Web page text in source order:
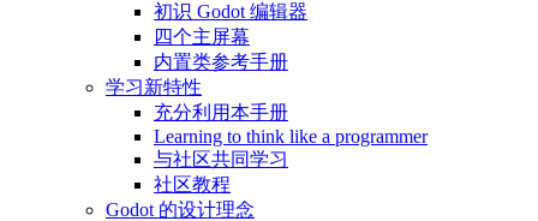
初识 Godot 编辑器
四个主屏幕
内置类参考手册
学习新特性
充分利用本手册
Learning to think like a programmer
与社区共同学习
社区教程
Godot 的设计理念